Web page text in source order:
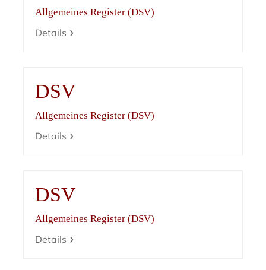
Allgemeines Register (DSV)
Details
DSV
Allgemeines Register (DSV)
Details
DSV
Allgemeines Register (DSV)
Details